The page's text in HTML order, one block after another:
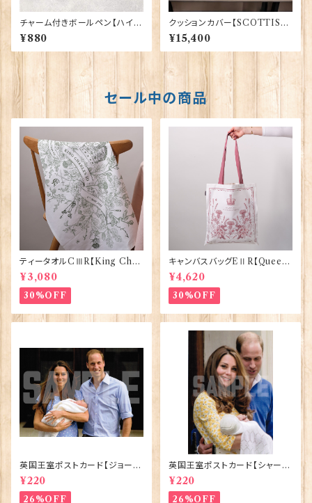
チャーム付きボールペン【ハイラ
ンド・カウ】Euro Stick 90394
¥880
クッションカバー【SCOTTISH
LION】Woven Magic 40165
¥15,400
セール中の商品
ティータオルCⅢR【King Char
lesⅢ Coronation】Victoria
Eggs 50129
¥3,080
30%OFF
キャンバスバッグEⅡR【Queen
ElizabethⅡ Commemorativ
e】Victoria Eggs 90332
¥4,620
30%OFF
英国王室ポストカード【ジョージ
王子ご誕生】Pageantry Post
card 90183-JEF100
¥220
26%OFF
英国王室ポストカード【シャーロ
ット王女2】Pageantry Postca
rd 90183-JEF202
¥220
26%OFF